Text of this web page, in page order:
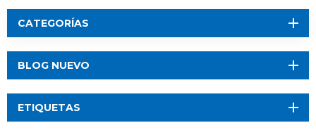
CATEGORÍAS
BLOG NUEVO
ETIQUETAS